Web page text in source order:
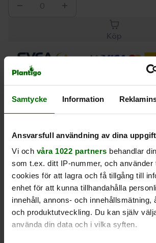
Samtycke Information
Ansvarsfull användning av dina
Vi och våra 1022 partners behandlar
som t.ex. ditt IP-nummer, och använder
cookies för att lagra och få tillgång till
enhet för att kunna tillhandahålla
innehåll, annons- och innehållsmätning,
och produktutveckling. Du kan själv
använda din data och i vilka syften.
0
Köp
Produktrecensioner
Liknande produkter